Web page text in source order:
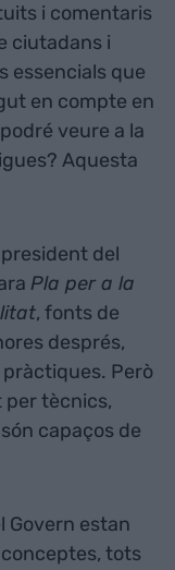
i comentaris
ciutadans i
essencials que
en compte en
veure a la
Aquesta
del
Pla per a la
, fonts de
després,
Però
per tècnics,
capaços de
Govern estan
tots